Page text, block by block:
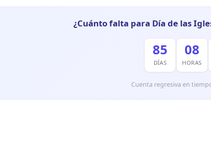
¿Cuánto falta para Día de las
85
DÍAS
08
HORAS
Cuenta regresiva en